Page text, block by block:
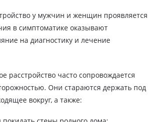
у мужчин и женщин проявляется
в симптоматике оказывают
на диагностику и лечение
расстройство часто сопровождается
Они стараются держать под
вокруг, а также: